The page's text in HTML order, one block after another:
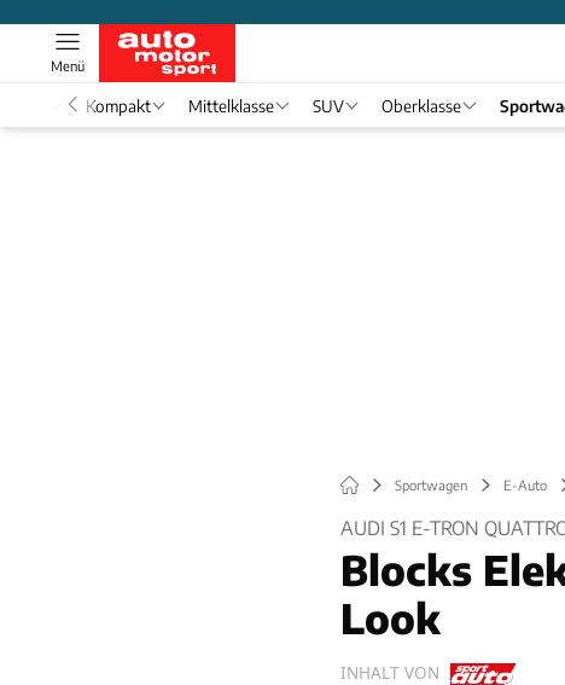
Menü
Kompakt Mittelklasse SUV Oberklasse
Sportwagen E-Auto
AUDI S1 E-TRON
Blocks
Look
INHALT VON